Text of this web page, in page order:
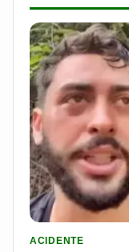
ACIDENTE